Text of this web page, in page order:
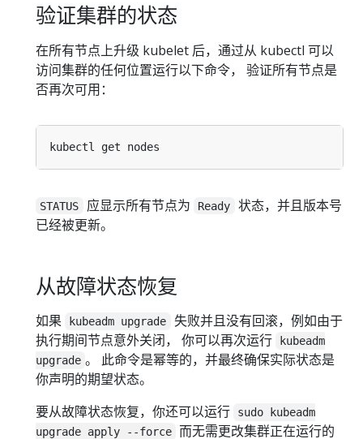
验证集群的状态
在所有节点上升级 kubelet 后，通过从 kubectl 可以
访问集群的任何位置运行以下命令， 验证所有节点是
否再次可用：
STATUS 应显示所有节点为 Ready
状态，并且版本号
已经被更新。
从故障状态恢复
如果 kubeadm upgrade
失败并且没有回滚，例如由于
执行期间节点意外关闭， 你可以再次运行
kubeadm
upgrade 。 此命令是幂等的，并最终确保实际状态是
你声明的期望状态。
要从故障状态恢复，你还可以运行
sudo kubeadm
upgrade apply --force 而无需更改集群正在运行的